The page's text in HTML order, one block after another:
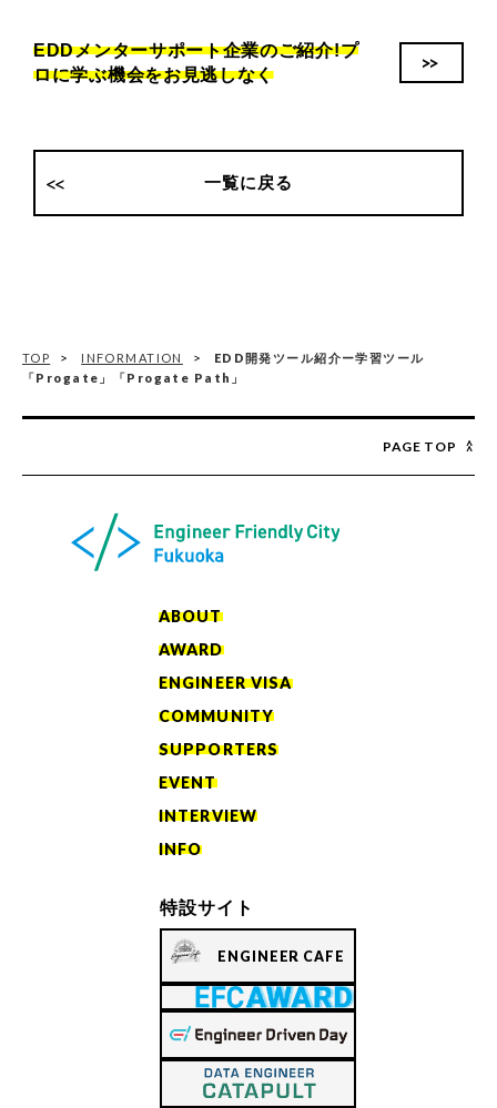
EDDメンターサポート企業のご紹介!プ
ロに学ぶ機会をお見逃しなく
>>
一覧に戻る
TOP INFORMATION
EDD開発ツール紹介ー学習ツール
「Progate」「Progate Path」
PAGE TOP
ABOUT
AWARD
ENGINEER VISA
COMMUNITY
SUPPORTERS
EVENT
INTERVIEW
INFO
特設サイト
ENGINEER CAFE